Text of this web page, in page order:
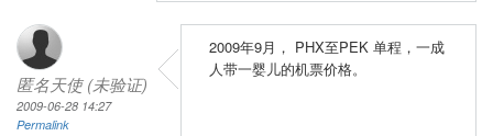
匿名天使 (未验证)
2009-06-28 14:27
Permalink
2009年9月， PHX至PEK 单程，一成
人带一婴儿的机票价格。